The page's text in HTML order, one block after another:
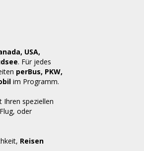
USA,
. Für jedes
perBus, PKW,
im Programm.
Ihren speziellen
oder
Reisen